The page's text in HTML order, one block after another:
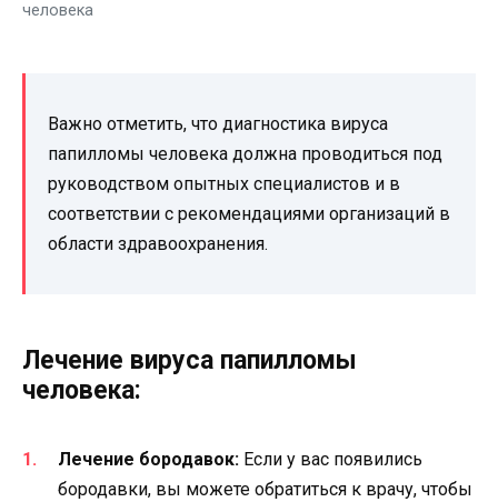
человека
Важно отметить, что диагностика вируса
папилломы человека должна проводиться под
руководством опытных специалистов и в
соответствии с рекомендациями организаций в
области здравоохранения.
Лечение вируса папилломы
человека:
Лечение бородавок: Если у вас появились
бородавки, вы можете обратиться к врачу, чтобы